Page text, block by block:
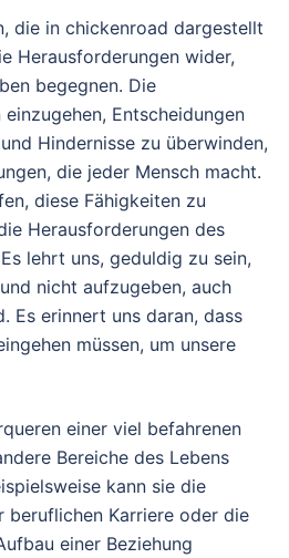
die in chickenroad dargestellt
Herausforderungen wider,
begegnen. Die
Entscheidungen
Hindernisse zu überwinden,
die jeder Mensch macht.
diese Fähigkeiten zu
Herausforderungen des
lehrt uns, geduldig zu sein,
nicht aufzugeben, auch
Es erinnert uns daran, dass
müssen, um unsere
einer viel befahrenen
Bereiche des Lebens
kann sie die
beruflichen Karriere oder die
einer Beziehung